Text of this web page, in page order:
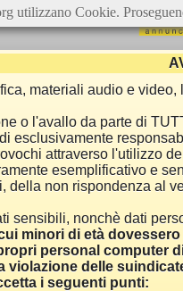
materiali audio e
o l'avallo da parte di
attraverso l'utilizzo
esemplificativo e
non rispondenza al
sensibili, nonchè dati
minori di età
personal computer
violazione delle
i seguenti punti:
utilizzano Cookie.